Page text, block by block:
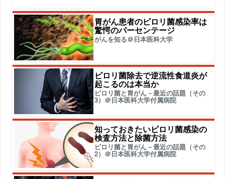
胃がん患者のピロリ菌感染率は
驚愕のパーセンテージ
がんを知る＠日本医科大学
ピロリ菌除去で逆流性食道炎が
起こるのは本当か
ピロリ菌と胃がん－最近の話題（その
3）＠日本医科大学付属病院
知っておきたいピロリ菌感染の
検査方法と除菌方法
ピロリ菌と胃がん－最近の話題（その
2）＠日本医科大学付属病院